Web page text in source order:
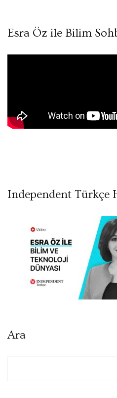
Esra Öz ile Bilim
Independent Türkçe
Ara